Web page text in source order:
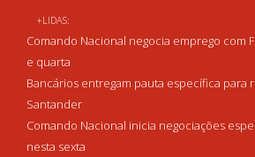
+LIDAS:
Comando Nacional negocia emprego com
e quarta
Bancários entregam pauta específica para
Santander
Comando Nacional inicia negociações
nesta sexta